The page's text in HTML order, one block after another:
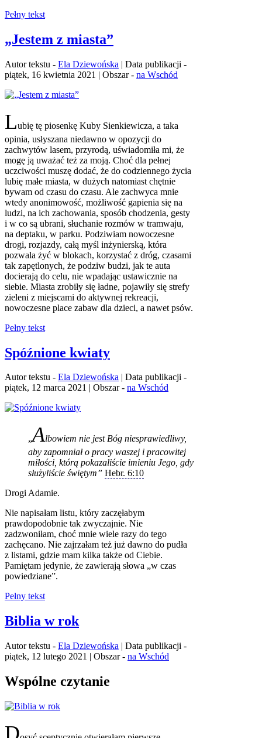
Pełny tekst
„Jestem z miasta”
Autor tekstu - Ela Dziewońska | Data publikacji -
piątek, 16 kwietnia 2021 | Obszar - na Wschód
Lubię tę piosenkę Kuby Sienkiewicza, a taka
opinia, usłyszana niedawno w opozycji do
zachwytów lasem, przyrodą, uświadomiła mi, że
mogę ją uważać też za moją. Choć dla pełnej
uczciwości muszę dodać, że do codziennego życia
lubię małe miasta, w dużych natomiast chętnie
bywam od czasu do czasu. Ale zachwyca mnie
wtedy anonimowość, możliwość gapienia się na
ludzi, na ich zachowania, sposób chodzenia, gesty
i w co są ubrani, słuchanie rozmów w tramwaju,
na deptaku, w parku. Podziwiam nowoczesne
drogi, rozjazdy, całą myśl inżynierską, która
pozwala żyć w blokach, korzystać z dróg, czasami
tak zapętlonych, że podziw budzi, jak te auta
docierają do celu, nie wpadając ustawicznie na
siebie. Miasta zrobiły się ładne, pojawiły się strefy
zieleni z miejscami do aktywnej rekreacji,
nowoczesne place zabaw dla dzieci, a nawet psów.
Pełny tekst
Spóźnione kwiaty
Autor tekstu - Ela Dziewońska | Data publikacji -
piątek, 12 marca 2021 | Obszar - na Wschód
„Albowiem nie jest Bóg niesprawiedliwy,
aby zapomniał o pracy waszej i pracowitej
miłości, którą pokazaliście imieniu Jego, gdy
służyliście świętym” Hebr. 6:10
Drogi Adamie.
Nie napisałam listu, który zaczęłabym
prawdopodobnie tak zwyczajnie. Nie
zadzwoniłam, choć mnie wiele razy do tego
zachęcano. Nie zajrzałam też już dawno do pudła
z listami, gdzie mam kilka także od Ciebie.
Pamiętam jedynie, że zawierają słowa „w czas
powiedziane”.
Pełny tekst
Biblia w rok
Autor tekstu - Ela Dziewońska | Data publikacji -
piątek, 12 lutego 2021 | Obszar - na Wschód
Wspólne czytanie